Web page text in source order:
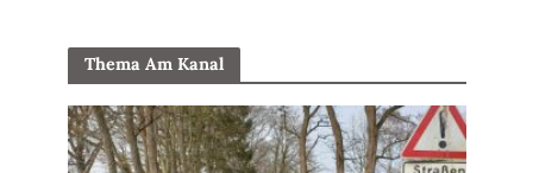
Thema Am Kanal